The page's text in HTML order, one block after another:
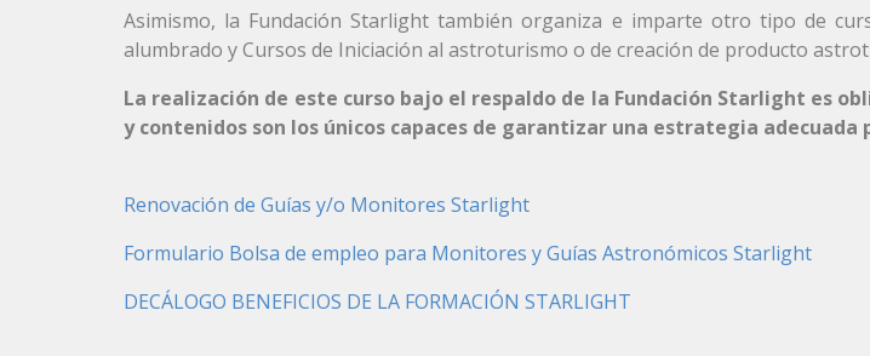
Asimismo, la Fundación Starlight también organiza e imparte otro tipo de
alumbrado y Cursos de Iniciación al astroturismo o de creación de producto
La realización de este curso bajo el respaldo de la Fundación Starlight es
y contenidos son los únicos capaces de garantizar una estrategia
Renovación de Guías y/o Monitores Starlight
Formulario Bolsa de empleo para Monitores y Guías Astronómicos Starlight
DECÁLOGO BENEFICIOS DE LA FORMACIÓN STARLIGHT